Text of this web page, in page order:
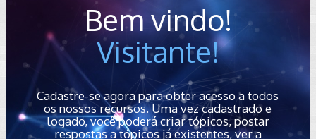
Bem vindo!
Visitante!
Cadastre-se agora para obter acesso a todos
os nossos recursos. Uma vez cadastrado e
logado, você poderá criar tópicos, postar
respostas a tópicos já existentes, ver a